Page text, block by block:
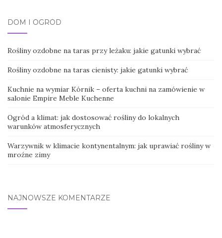
DOM I OGRÓD
Rośliny ozdobne na taras przy leżaku: jakie gatunki wybrać
Rośliny ozdobne na taras cienisty: jakie gatunki wybrać
Kuchnie na wymiar Kórnik – oferta kuchni na zamówienie w
salonie Empire Meble Kuchenne
Ogród a klimat: jak dostosować rośliny do lokalnych
warunków atmosferycznych
Warzywnik w klimacie kontynentalnym: jak uprawiać rośliny w
mroźne zimy
NAJNOWSZE KOMENTARZE